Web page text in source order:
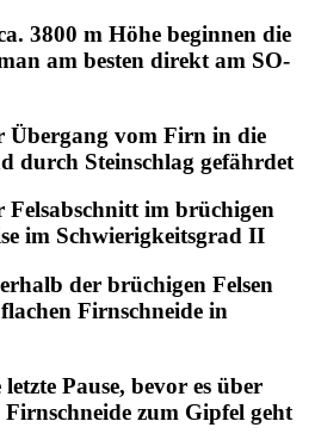
3800 m Höhe beginnen die
am besten direkt am SO-
Übergang vom Firn in die
durch Steinschlag gefährdet
Felsabschnitt im brüchigen
im Schwierigkeitsgrad II
der brüchigen Felsen
Firnschneide in
Pause, bevor es über
Firnschneide zum Gipfel geht